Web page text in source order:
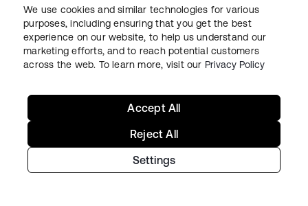
Application （アプリケーション）の処理か
ら、面接、オファーの承認、契約の署名、
onboardingまで、一貫してアイデンティティ
検証を適用することを推奨します。個人のア
ス全体で「信頼の連鎖」が生まれます。
Oktaは最近、当社の従業員および契約社員の
登録とセルフサービスリカバリフローを保護
するために、主要なアイデンティティ確認サ
We use cookies and similar technologies for various
purposes, including ensuring that you get the best
experience on our website, to help us understand our
marketing efforts, and to reach potential customers
across the web. To learn more, visit our Privacy Policy
Settings
Reject All
Accept All